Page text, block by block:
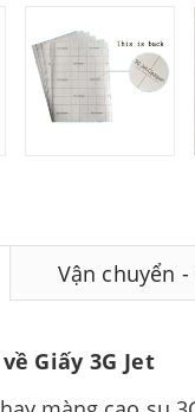
Vận chuyển
Giấy 3G Jet